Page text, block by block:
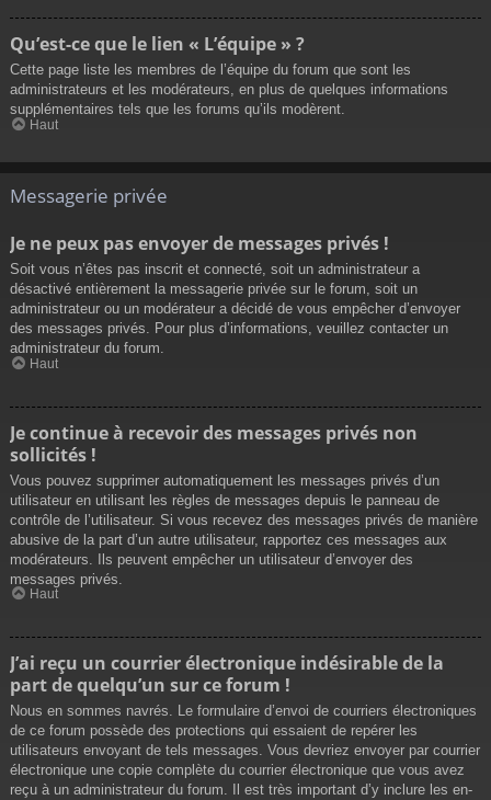
Qu’est-ce que le lien « L’équipe » ?
Cette page liste les membres de l’équipe du forum que sont les
administrateurs et les modérateurs, en plus de quelques informations
supplémentaires tels que les forums qu’ils modèrent.
Haut
Messagerie privée
Je ne peux pas envoyer de messages privés !
Soit vous n’êtes pas inscrit et connecté, soit un administrateur a
désactivé entièrement la messagerie privée sur le forum, soit un
administrateur ou un modérateur a décidé de vous empêcher d’envoyer
des messages privés. Pour plus d’informations, veuillez contacter un
administrateur du forum.
Haut
Je continue à recevoir des messages privés non
sollicités !
Vous pouvez supprimer automatiquement les messages privés d’un
utilisateur en utilisant les règles de messages depuis le panneau de
contrôle de l’utilisateur. Si vous recevez des messages privés de manière
abusive de la part d’un autre utilisateur, rapportez ces messages aux
modérateurs. Ils peuvent empêcher un utilisateur d’envoyer des
messages privés.
Haut
J’ai reçu un courrier électronique indésirable de la
part de quelqu’un sur ce forum !
Nous en sommes navrés. Le formulaire d’envoi de courriers électroniques
de ce forum possède des protections qui essaient de repérer les
utilisateurs envoyant de tels messages. Vous devriez envoyer par courrier
électronique une copie complète du courrier électronique que vous avez
reçu à un administrateur du forum. Il est très important d’y inclure les en-